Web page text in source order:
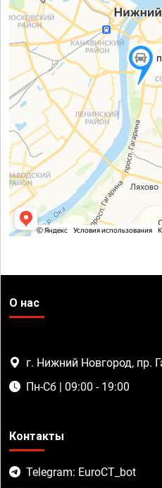
О нас
г. Нижний Новгород, пр.
Пн-Сб | 09:00 - 19:00
Контакты
Telegram: EuroCT_bot